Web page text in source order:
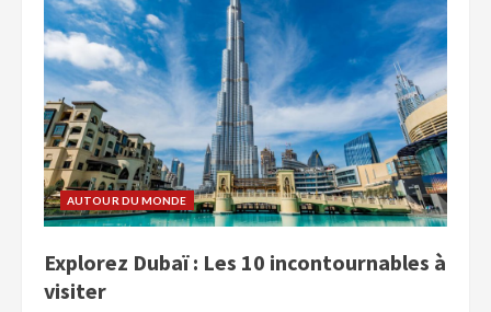
AUTOUR DU MONDE
Explorez Dubaï : Les 10 incontournables à
visiter